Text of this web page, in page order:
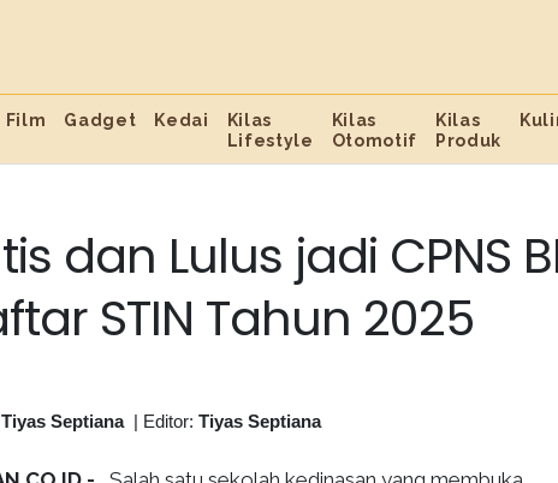
Film Gadget Kedai
Kilas
Lifestyle
Kilas
Otomotif
Kilas
Produk
dan Lulus jadi CPNS
STIN Tahun 2025
Tiyas Septiana| Editor: Tiyas Septiana